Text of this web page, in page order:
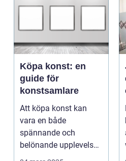
Köpa konst: en
guide för
konstsamlare
Att köpa konst kan
vara en både
spännande och
belönande upplevelse.
Det handlar...